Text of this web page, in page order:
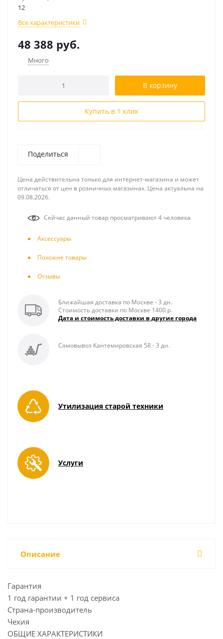
12
Все характеристики
48 388 руб.
Много
В корзину
Купить в 1 клик
Поделиться
Цена действительна только для интернет-магазина и может
отличаться от цен в розничных магазинах. Цена актуальна на
09.08.2026.
Сейчас данный товар просматривают 4 человека
Аксесcуары
Похожие товары
Отзывы
Ближайшая доставка по Москве - 3 дн.
Стоимость доставки по Москве 1400 р.
Дата и стоимость доставки в другие города
Самовывоз Кантемировская 58 - 3 дн.
Утилизация старой техники
Услуги
Описание
Гарантия
1 год гарантии + 1 год сервиса
Страна-производитель
Чехия
ОБЩИЕ ХАРАКТЕРИСТИКИ